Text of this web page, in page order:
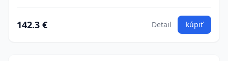
142.3 € Detail kúpiť